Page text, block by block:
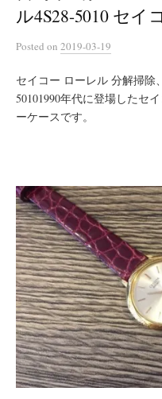
ル4S28-5010 セイ
Posted on 2019-03-19
セイコー ローレル 分解掃除
50101990年代に登場したセ
ーケースです。